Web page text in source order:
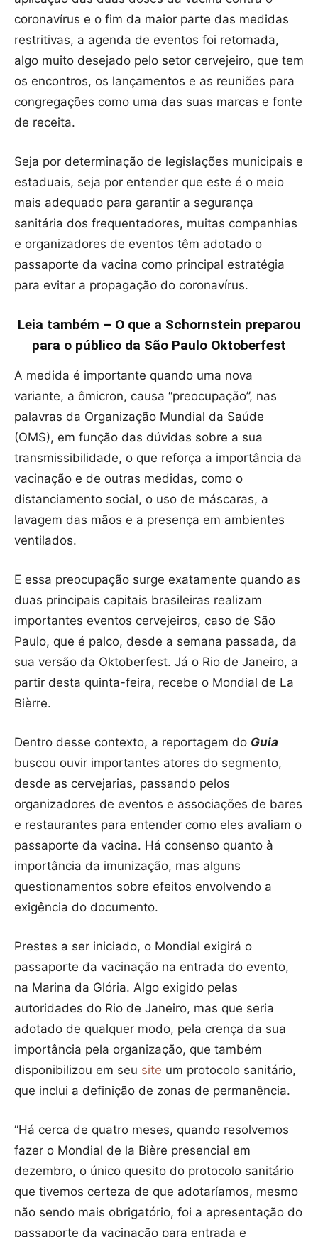
coronavírus e o fim da maior parte das medidas
restritivas, a agenda de eventos foi retomada,
algo muito desejado pelo setor cervejeiro, que tem
os encontros, os lançamentos e as reuniões para
congregações como uma das suas marcas e fonte
de receita.
Seja por determinação de legislações municipais e
estaduais, seja por entender que este é o meio
mais adequado para garantir a segurança
sanitária dos frequentadores, muitas companhias
e organizadores de eventos têm adotado o
passaporte da vacina como principal estratégia
para evitar a propagação do coronavírus.
Leia também – O que a Schornstein preparou
para o público da São Paulo Oktoberfest
A medida é importante quando uma nova
variante, a ômicron, causa “preocupação”, nas
palavras da Organização Mundial da Saúde
(OMS), em função das dúvidas sobre a sua
transmissibilidade, o que reforça a importância da
vacinação e de outras medidas, como o
distanciamento social, o uso de máscaras, a
lavagem das mãos e a presença em ambientes
ventilados.
E essa preocupação surge exatamente quando as
duas principais capitais brasileiras realizam
importantes eventos cervejeiros, caso de São
Paulo, que é palco, desde a semana passada, da
sua versão da Oktoberfest. Já o Rio de Janeiro, a
partir desta quinta-feira, recebe o Mondial de La
Bièrre.
Dentro desse contexto, a reportagem do Guia
buscou ouvir importantes atores do segmento,
desde as cervejarias, passando pelos
organizadores de eventos e associações de bares
e restaurantes para entender como eles avaliam o
passaporte da vacina. Há consenso quanto à
importância da imunização, mas alguns
questionamentos sobre efeitos envolvendo a
exigência do documento.
Prestes a ser iniciado, o Mondial exigirá o
passaporte da vacinação na entrada do evento,
na Marina da Glória. Algo exigido pelas
autoridades do Rio de Janeiro, mas que seria
adotado de qualquer modo, pela crença da sua
importância pela organização, que também
disponibilizou em seu site um protocolo sanitário,
que inclui a definição de zonas de permanência.
“Há cerca de quatro meses, quando resolvemos
fazer o Mondial de la Bière presencial em
dezembro, o único quesito do protocolo sanitário
que tivemos certeza de que adotaríamos, mesmo
não sendo mais obrigatório, foi a apresentação do
passaporte da vacinação para entrada e